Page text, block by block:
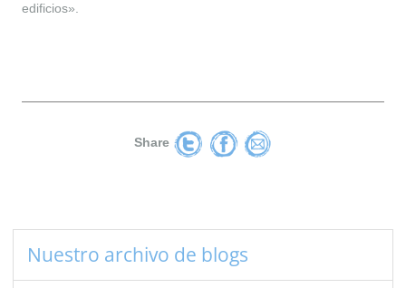
edificios».
Share
Nuestro archivo de blogs